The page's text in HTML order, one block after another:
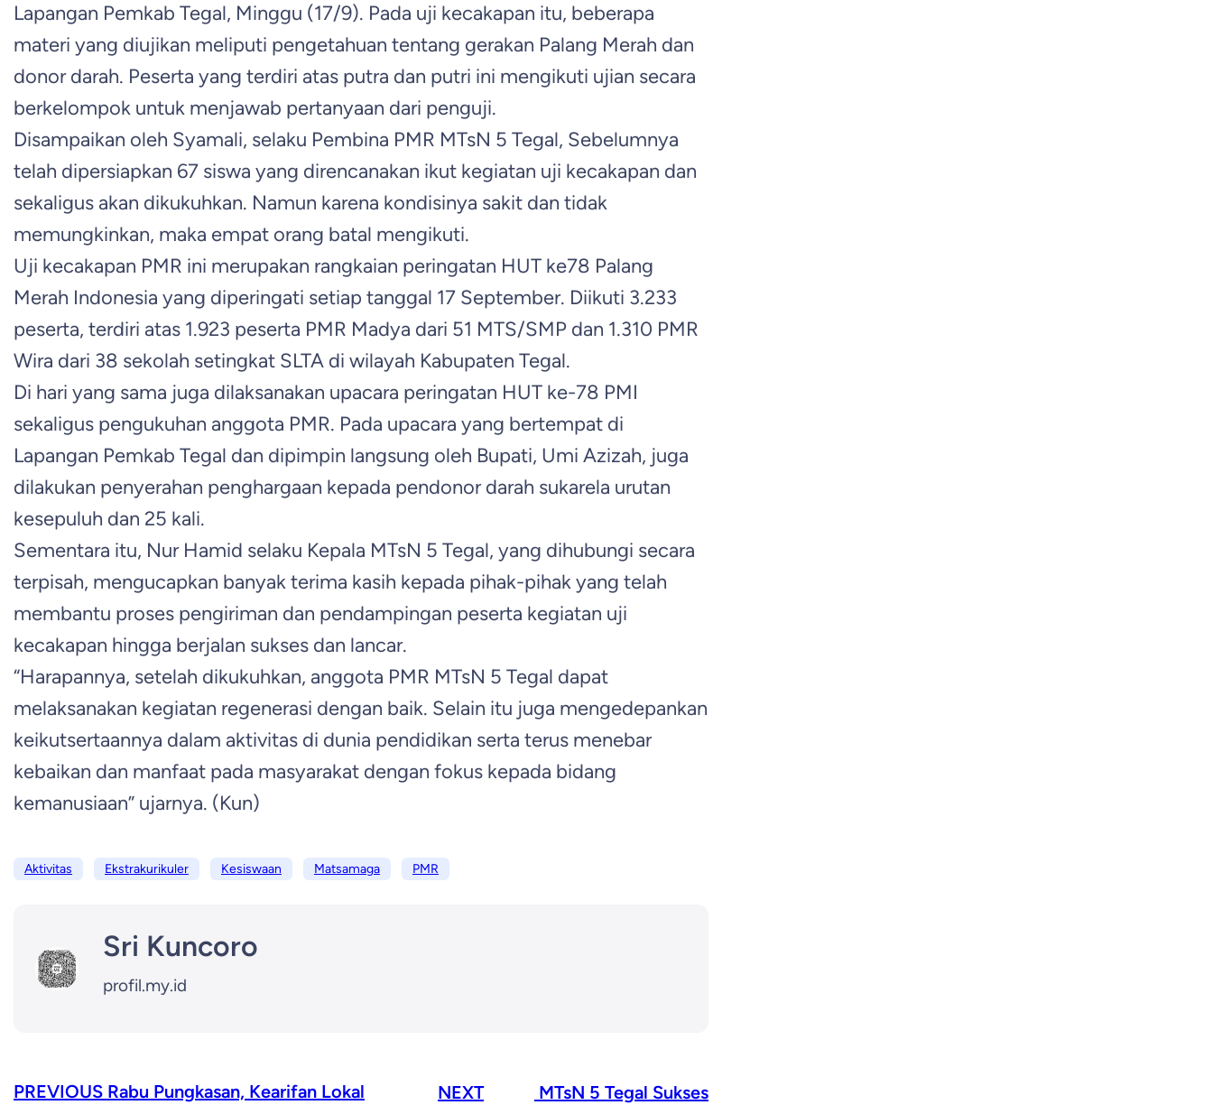
Lapangan Pemkab Tegal, Minggu (17/9). Pada uji kecakapan itu, beberapa
materi yang diujikan meliputi pengetahuan tentang gerakan Palang Merah dan
donor darah. Peserta yang terdiri atas putra dan putri ini mengikuti ujian secara
berkelompok untuk menjawab pertanyaan dari penguji.
Disampaikan oleh Syamali, selaku Pembina PMR MTsN 5 Tegal, Sebelumnya
telah dipersiapkan 67 siswa yang direncanakan ikut kegiatan uji kecakapan dan
sekaligus akan dikukuhkan. Namun karena kondisinya sakit dan tidak
memungkinkan, maka empat orang batal mengikuti.
Uji kecakapan PMR ini merupakan rangkaian peringatan HUT ke78 Palang
Merah Indonesia yang diperingati setiap tanggal 17 September. Diikuti 3.233
peserta, terdiri atas 1.923 peserta PMR Madya dari 51 MTS/SMP dan 1.310 PMR
Wira dari 38 sekolah setingkat SLTA di wilayah Kabupaten Tegal.
Di hari yang sama juga dilaksanakan upacara peringatan HUT ke-78 PMI
sekaligus pengukuhan anggota PMR. Pada upacara yang bertempat di
Lapangan Pemkab Tegal dan dipimpin langsung oleh Bupati, Umi Azizah, juga
dilakukan penyerahan penghargaan kepada pendonor darah sukarela urutan
kesepuluh dan 25 kali.
Sementara itu, Nur Hamid selaku Kepala MTsN 5 Tegal, yang dihubungi secara
terpisah, mengucapkan banyak terima kasih kepada pihak-pihak yang telah
membantu proses pengiriman dan pendampingan peserta kegiatan uji
kecakapan hingga berjalan sukses dan lancar.
“Harapannya, setelah dikukuhkan, anggota PMR MTsN 5 Tegal dapat
melaksanakan kegiatan regenerasi dengan baik. Selain itu juga mengedepankan
keikutsertaannya dalam aktivitas di dunia pendidikan serta terus menebar
kebaikan dan manfaat pada masyarakat dengan fokus kepada bidang
kemanusiaan” ujarnya. (Kun)
Aktivitas Ekstrakurikuler Kesiswaan Matsamaga PMR
Sri Kuncoro
profil.my.id
PREVIOUS Rabu Pungkasan, Kearifan Lokal
NEXT
MTsN 5 Tegal Sukses